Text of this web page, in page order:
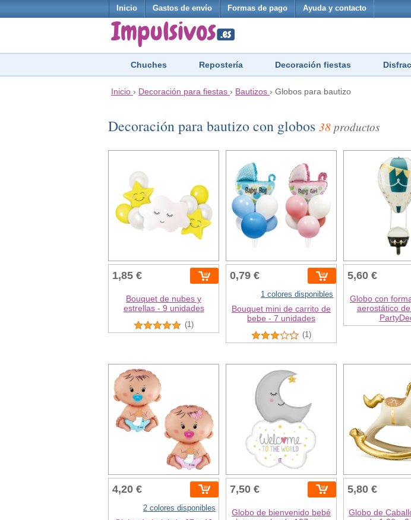
Inicio Gastos de envío Formas de pago Ayuda y contacto
Chuches Repostería Decoración fiestas
Inicio › Decoración para fiestas › Bautizos › Globos para bautizo
Decoración para bautizo con globos 38 productos
1,85 €
Bouquet de nubes y
estrellas - 9 unidades
(1)
0,79 €
1 colores disponibles
Bouquet mini de carrito de
bebe - 7 unidades
(1)
5,60 €
Globo con
aerostático
4,20 €
2 colores disponibles
7,50 €
Globo de bienvenido bebé
5,80 €
Globo de